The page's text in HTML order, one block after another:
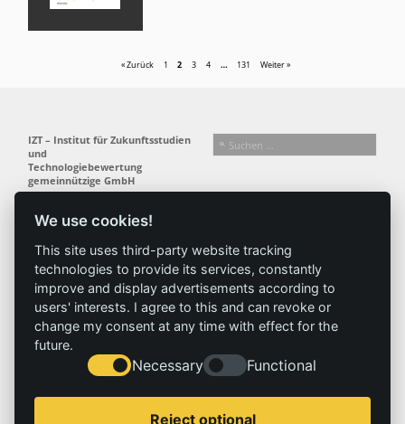
« Zurück 1 2 3 4 … 131 Weiter »
We use cookies!
This site uses third-party website tracking
technologies to provide its services, constantly
improve and display advertisements according to
users' interests. I agree to this and can revoke or
change my consent at any time with effect for the
future.
Necessary Functional
Reject optional
IZT – Institut für Zukunftsstudien
und
Technologiebewertung
gemeinnützige GmbH
T +49 (0) 30 80 30 88-0
Institut
Profil
Team
Gremien
Forschung
Forschungsfelder
Methoden
Ergebnisse
Projekte
Publikationen
Aktuelles
News
Presse
Impressum